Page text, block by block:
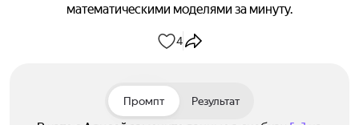
математическими моделями за минуту.
4
Промпт Результат